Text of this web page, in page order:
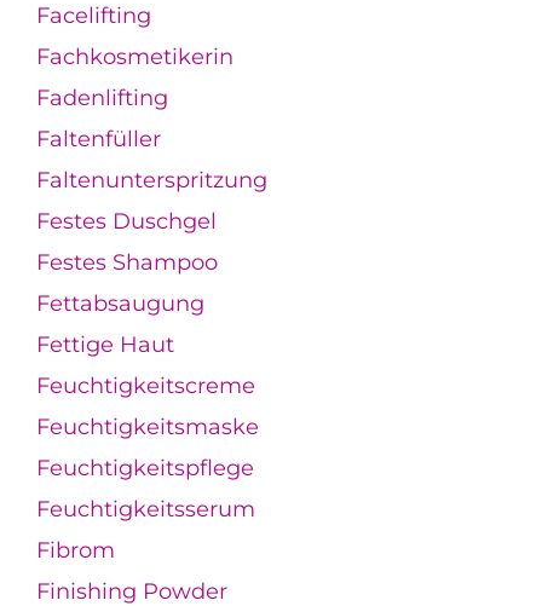
Facelifting
Fachkosmetikerin
Fadenlifting
Faltenfüller
Faltenunterspritzung
Festes Duschgel
Festes Shampoo
Fettabsaugung
Fettige Haut
Feuchtigkeitscreme
Feuchtigkeitsmaske
Feuchtigkeitspflege
Feuchtigkeitsserum
Fibrom
Finishing Powder